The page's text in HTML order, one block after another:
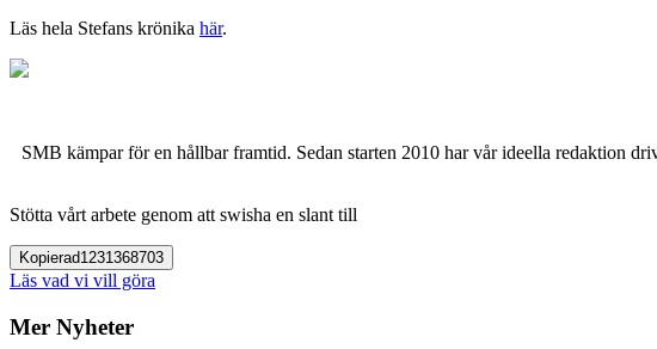
Läs hela Stefans krönika här.
SMB kämpar för en hållbar framtid. Sedan starten 2010 har vår ideella redaktion
Stötta vårt arbete genom att swisha en slant till
Kopierad1231368703
Läs vad vi vill göra
Mer Nyheter